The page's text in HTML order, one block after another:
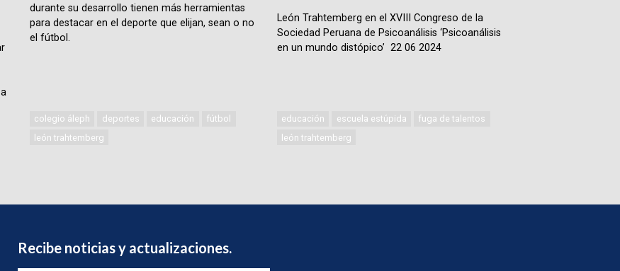
durante su desarrollo tienen más herramientas
para destacar en el deporte que elijan, sean o no
el fútbol.
colegio áleph deportes educación
fútbol
león trahtemberg
León Trahtemberg en el XVIII Congreso de la
Sociedad Peruana de Psicoanálisis ‘Psicoanálisis
en un mundo distópico’ 22 06 2024
educación escuela estúpida
fuga de talentos
león trahtemberg
Recibe noticias y actualizaciones.